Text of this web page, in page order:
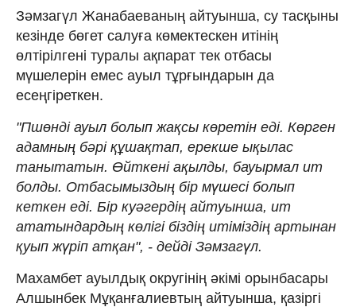
Зәмзагүл Жанабаеваның айтуынша, су тасқыны
кезінде бөгет салуға көмектескен итінің
өлтірілгені туралы ақпарат тек отбасы
мүшелерін емес ауыл тұрғындарын да
есеңгіреткен.
"Пшөнді ауыл болып жақсы көретін еді. Көрген
адамның бәрі құшақтап, ерекше ықылас
танытатын. Өйткені ақылды, бауырмал ит
болды. Отбасымыздың бір мүшесі болып
кеткен еді. Бір куәгердің айтуынша, ит
ататындардың көлігі біздің итіміздің артынан
қуып жүріп атқан", - дейді Зәмзагүл.
Махамбет ауылдық округінің әкімі орынбасары
Алшынбек Мұқанғалиевтың айтуынша, қазіргі